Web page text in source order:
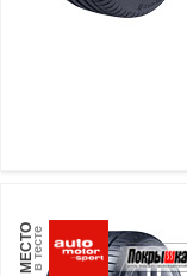
МЕСТОв тесте